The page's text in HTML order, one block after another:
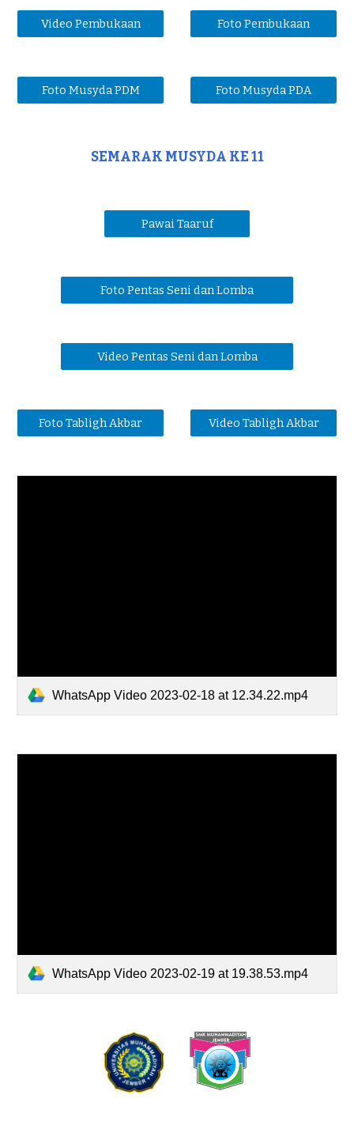
Video Pembukaan Foto Pembukaan
Foto Musyda PDM Foto Musyda PDA
SEMARAK MUSYDA KE 11
Pawai Taaruf
Foto Pentas Seni dan Lomba
Video Pentas Seni dan Lomba
Foto Tabligh Akbar Video Tabligh Akbar
WhatsApp Video 2023-02-18 at 12.34.22.mp4
WhatsApp Video 2023-02-19 at 19.38.53.mp4